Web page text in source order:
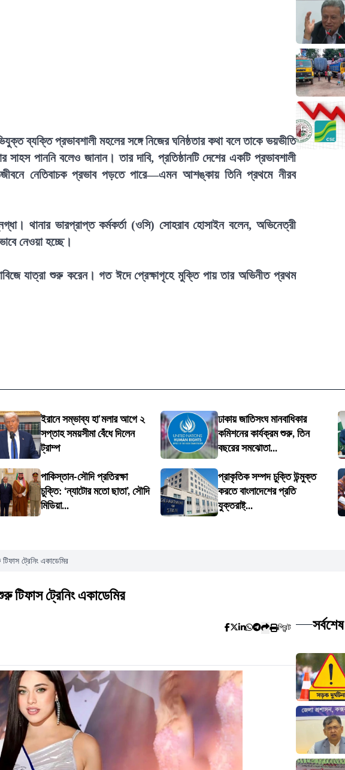
ব্যক্তি প্রভাবশালী মহলের সঙ্গে নিজের ঘনিষ্ঠতার কথা বলে তাকে ভয়ভীতি
পাননি বলেও জানান। তার দাবি, প্রতিষ্ঠানটি দেশের একটি প্রভাবশালী
নেতিবাচক প্রভাব পড়তে পারে—এমন আশঙ্কায় তিনি প্রথমে নীরব
থানার ভারপ্রাপ্ত কর্মকর্তা (ওসি) সোহরাব হোসাইন বলেন, অভিনেত্রী
নেওয়া হচ্ছে।
যাত্রা শুরু করেন। গত ঈদে প্রেক্ষাগৃহে মুক্তি পায় তার অভিনীত প্রথম
ইরানে সম্ভাব্য হা'মলার আগে ২
সপ্তাহ সময়সীমা বেঁধে দিলেন
ট্রাম্প
ঢাকায় জাতিসংঘ মানবাধিকার
কমিশনের কার্যক্রম শুরু, তিন
বছরের সমঝোতা...
পাকিস্তান-সৌদি প্রতিরক্ষা
চুক্তি: ‘ন্যাটোর মতো ছাতা’, সৌদি
মিডিয়া...
প্রাকৃতিক সম্পদ চুক্তি উন্মুক্ত
করতে বাংলাদেশের প্রতি
যুক্তরাষ্ট্...
ট্রেনিং একাডেমির
টিফাস ট্রেনিং একাডেমির
প্রিন্ট সর্বশেষ